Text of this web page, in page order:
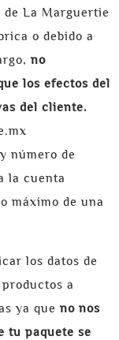
La Marguertie
o debido a
no
los efectos del
del cliente.
número de
la cuenta
máximo de una
los datos de
a
ya que no nos
tu paquete se